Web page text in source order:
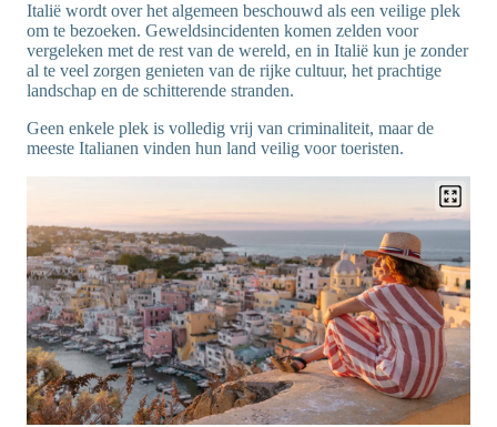
Italië wordt over het algemeen beschouwd als een veilige plek
om te bezoeken. Geweldsincidenten komen zelden voor
vergeleken met de rest van de wereld, en in Italië kun je zonder
al te veel zorgen genieten van de rijke cultuur, het prachtige
landschap en de schitterende stranden.
Geen enkele plek is volledig vrij van criminaliteit, maar de
meeste Italianen vinden hun land veilig voor toeristen.